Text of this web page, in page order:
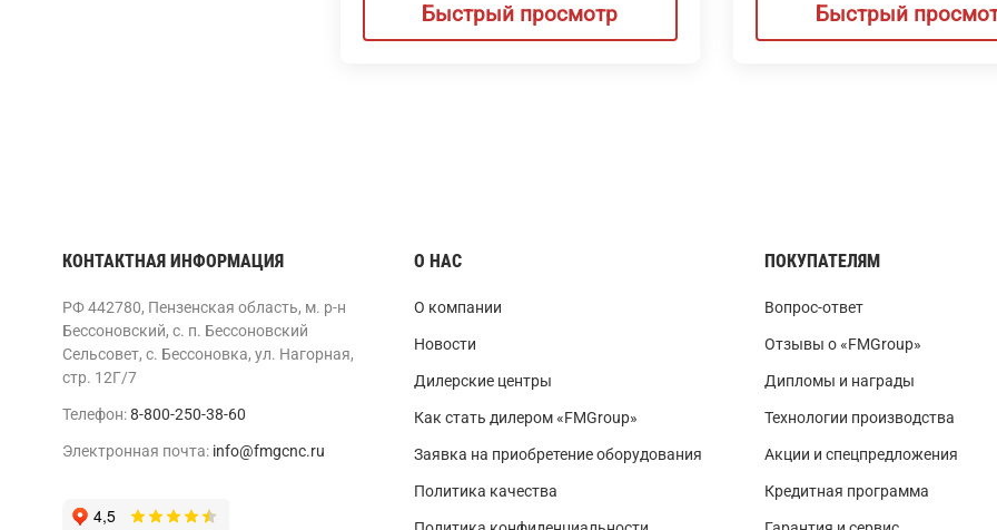
Быстрый просмотр Быстрый
КОНТАКТНАЯ ИНФОРМАЦИЯ
РФ 442780, Пензенская область, м. р-н
Бессоновский, с. п. Бессоновский
Сельсовет, с. Бессоновка, ул. Нагорная,
стр. 12Г/7
Телефон:8-800-250-38-60
Электронная почта: info@fmgcnc.ru
О НАС
О компании
Новости
Дилерские центры
Как стать дилером «FMGroup»
Заявка на приобретение оборудования
Политика качества
ПОКУПАТЕЛЯМ
Вопрос-ответ
Отзывы о «FMGroup»
Дипломы и награды
Технологии производства
Акции и спецпредложения
Кредитная программа